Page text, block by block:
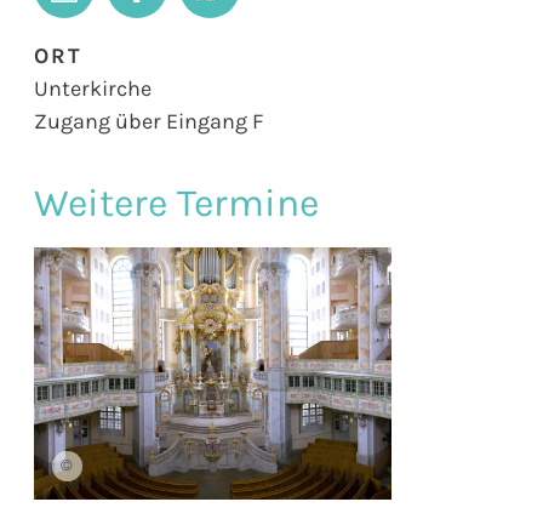
ORT
Unterkirche
Zugang über Eingang F
Weitere Termine
©